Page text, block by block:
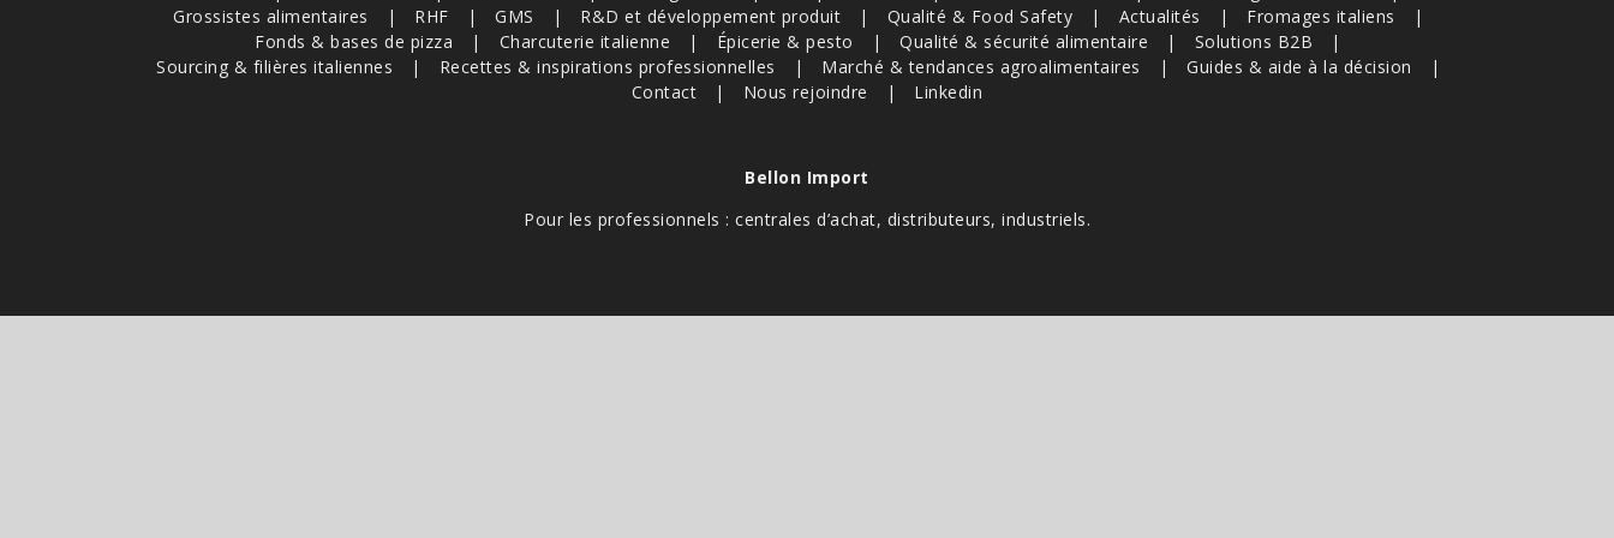
Grossistes alimentaires
RHF GMS R&D et développement produit Qualité & Food Safety Actualités
Fromages italiens
Fonds & bases de pizza
Charcuterie italienne Épicerie & pesto Qualité & sécurité alimentaire
Solutions B2B
Sourcing & filières italiennes
Recettes & inspirations professionnelles Marché & tendances agroalimentaires
Guides & aide à la décision
Contact
Nous rejoindre Linkedin
Bellon Import
Pour les professionnels : centrales d’achat, distributeurs, industriels.